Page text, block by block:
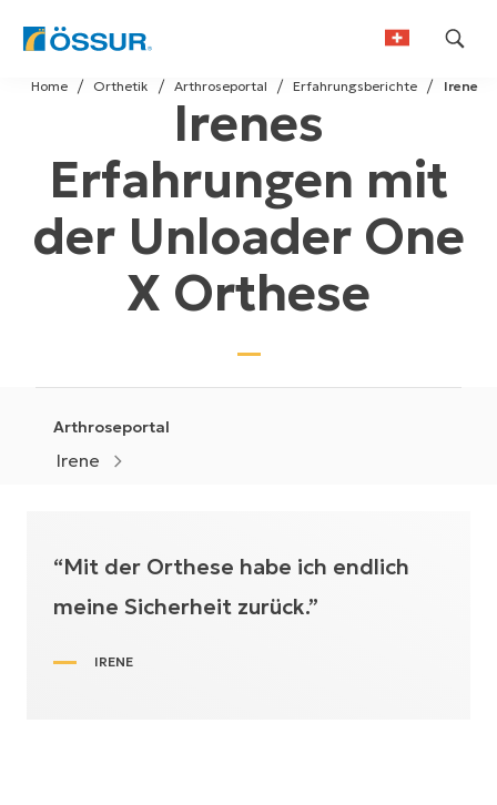
Skip
to
Irene
Erfahrungsberichte
Arthroseportal
Orthetik
Home
Irenes
Erfahrungen mit
der Unloader One
X Orthese
Arthroseportal
Irene
“Mit der Orthese habe ich endlich
meine Sicherheit zurück.”
IRENE